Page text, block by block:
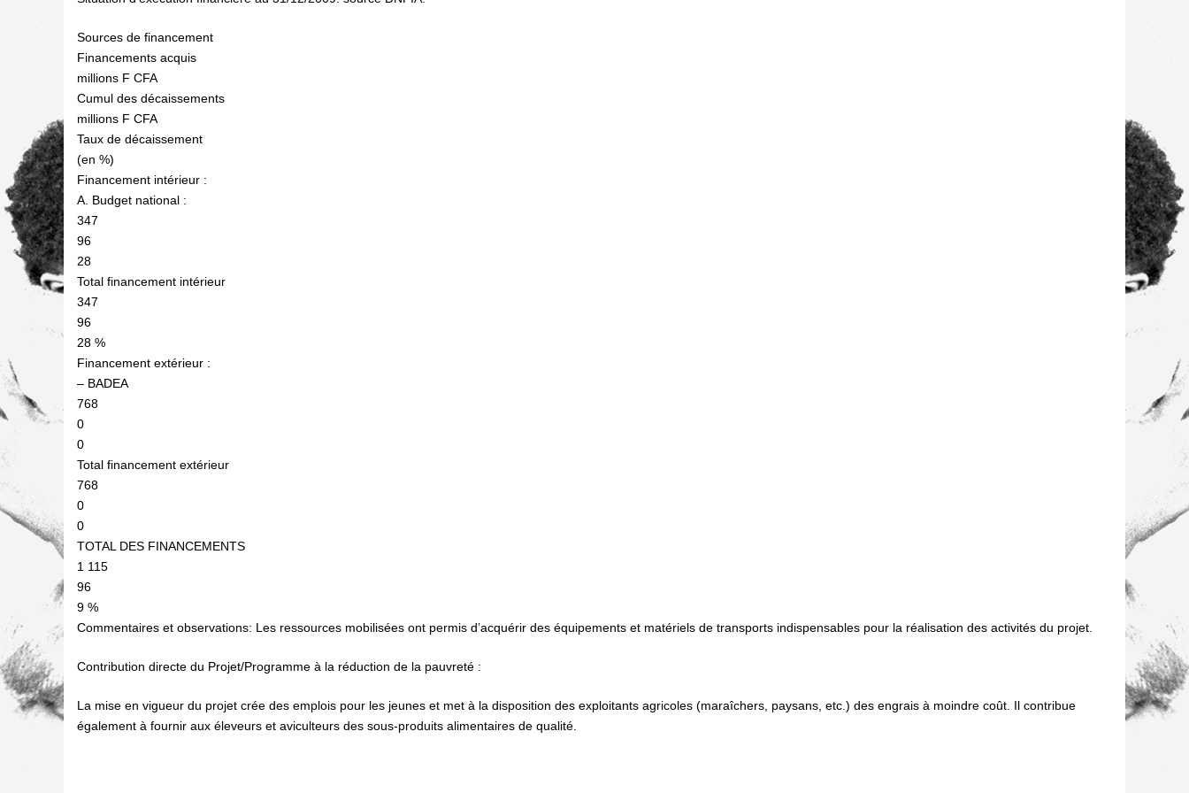
Sources de financement
Financements acquis
millions F CFA
Cumul des décaissements
millions F CFA
Taux de décaissement
(en %)
Financement intérieur :
A. Budget national :
347
96
28
Total financement intérieur
347
96
28 %
Financement extérieur :
– BADEA
768
0
0
Total financement extérieur
768
0
0
TOTAL DES FINANCEMENTS
1 115
96
9 %
Commentaires et observations: Les ressources mobilisées ont permis d’acquérir des équipements et matériels de transports indispensables pour la réalisation des activités du projet.
Contribution directe du Projet/Programme à la réduction de la pauvreté :
La mise en vigueur du projet crée des emplois pour les jeunes et met à la disposition des exploitants agricoles (maraîchers, paysans, etc.) des engrais à moindre coût. Il contribue
également à fournir aux éleveurs et aviculteurs des sous-produits alimentaires de qualité.